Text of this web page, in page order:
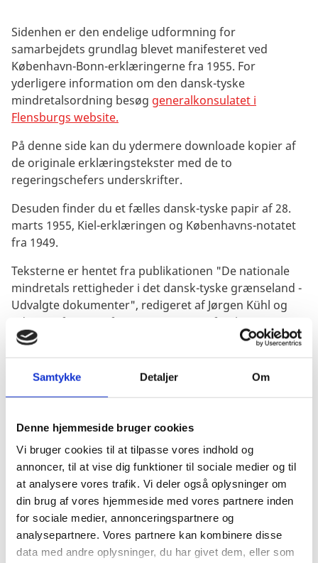
Samtykke Detaljer Om
Denne hjemmeside bruger cookies
Vi bruger cookies til at tilpasse vores indhold og
annoncer, til at vise dig funktioner til sociale medier og til
at analysere vores trafik. Vi deler også oplysninger om
din brug af vores hjemmeside med vores partnere inden
for sociale medier, annonceringspartnere og
analysepartnere. Vores partnere kan kombinere disse
data med andre oplysninger, du har givet dem, eller som
Sidenhen er den endelige udformning for
samarbejdets grundlag blevet manifesteret ved
København-Bonn-erklæringerne fra 1955. For
yderligere information om den dansk-tyske
mindretalsordning besøg generalkonsulatet i
Flensburgs website.
På denne side kan du ydermere downloade kopier af
de originale erklæringstekster med de to
regeringschefers underskrifter.
Desuden finder du et fælles dansk-tyske papir af 28.
marts 1955, Kiel-erklæringen og Københavns-notatet
fra 1949.
Teksterne er hentet fra publikationen "De nationale
mindretals rettigheder i det dansk-tyske grænseland -
Udvalgte dokumenter", redigeret af Jørgen Kühl og
udgivet af Institut for Grænseregionsforskning, 2003.
Nedenfor kan du læse om København-Bonn
Endvidere kan du læse om erklæringerne som en
model for løsningen af mindretalsspørgsmål andre
Erklæringerne
København-erklæringen
Bonn-erklæringen